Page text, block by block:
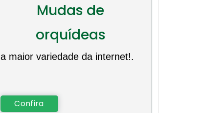
Mudas de
orquídeas
a maior variedade da internet!.
Confira